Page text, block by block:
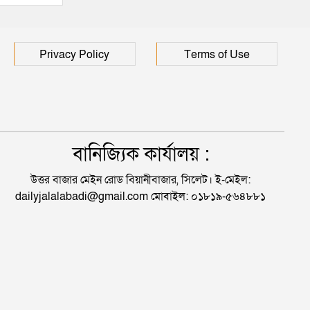
Privacy Policy Terms of Use
বানিজ্যিক কার্যালয় :
উত্তর বাজার মেইন রোড বিয়ানীবাজার, সিলেট। ই-মেইল:
dailyjalalabadi@gmail.com মোবাইল: ০১৮১৯-৫৬৪৮৮১